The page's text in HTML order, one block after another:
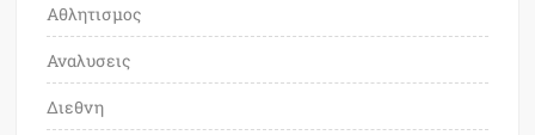
Αθλητισμος
Αναλυσεις
Διεθνη